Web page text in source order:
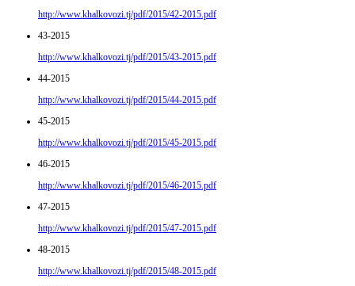
http://www.khalkovozi.tj/pdf/2015/42-2015.pdf
43-2015
http://www.khalkovozi.tj/pdf/2015/43-2015.pdf
44-2015
http://www.khalkovozi.tj/pdf/2015/44-2015.pdf
45-2015
http://www.khalkovozi.tj/pdf/2015/45-2015.pdf
46-2015
http://www.khalkovozi.tj/pdf/2015/46-2015.pdf
47-2015
http://www.khalkovozi.tj/pdf/2015/47-2015.pdf
48-2015
http://www.khalkovozi.tj/pdf/2015/48-2015.pdf